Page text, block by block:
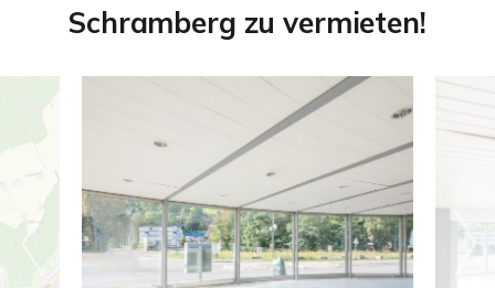
Schramberg zu vermieten!